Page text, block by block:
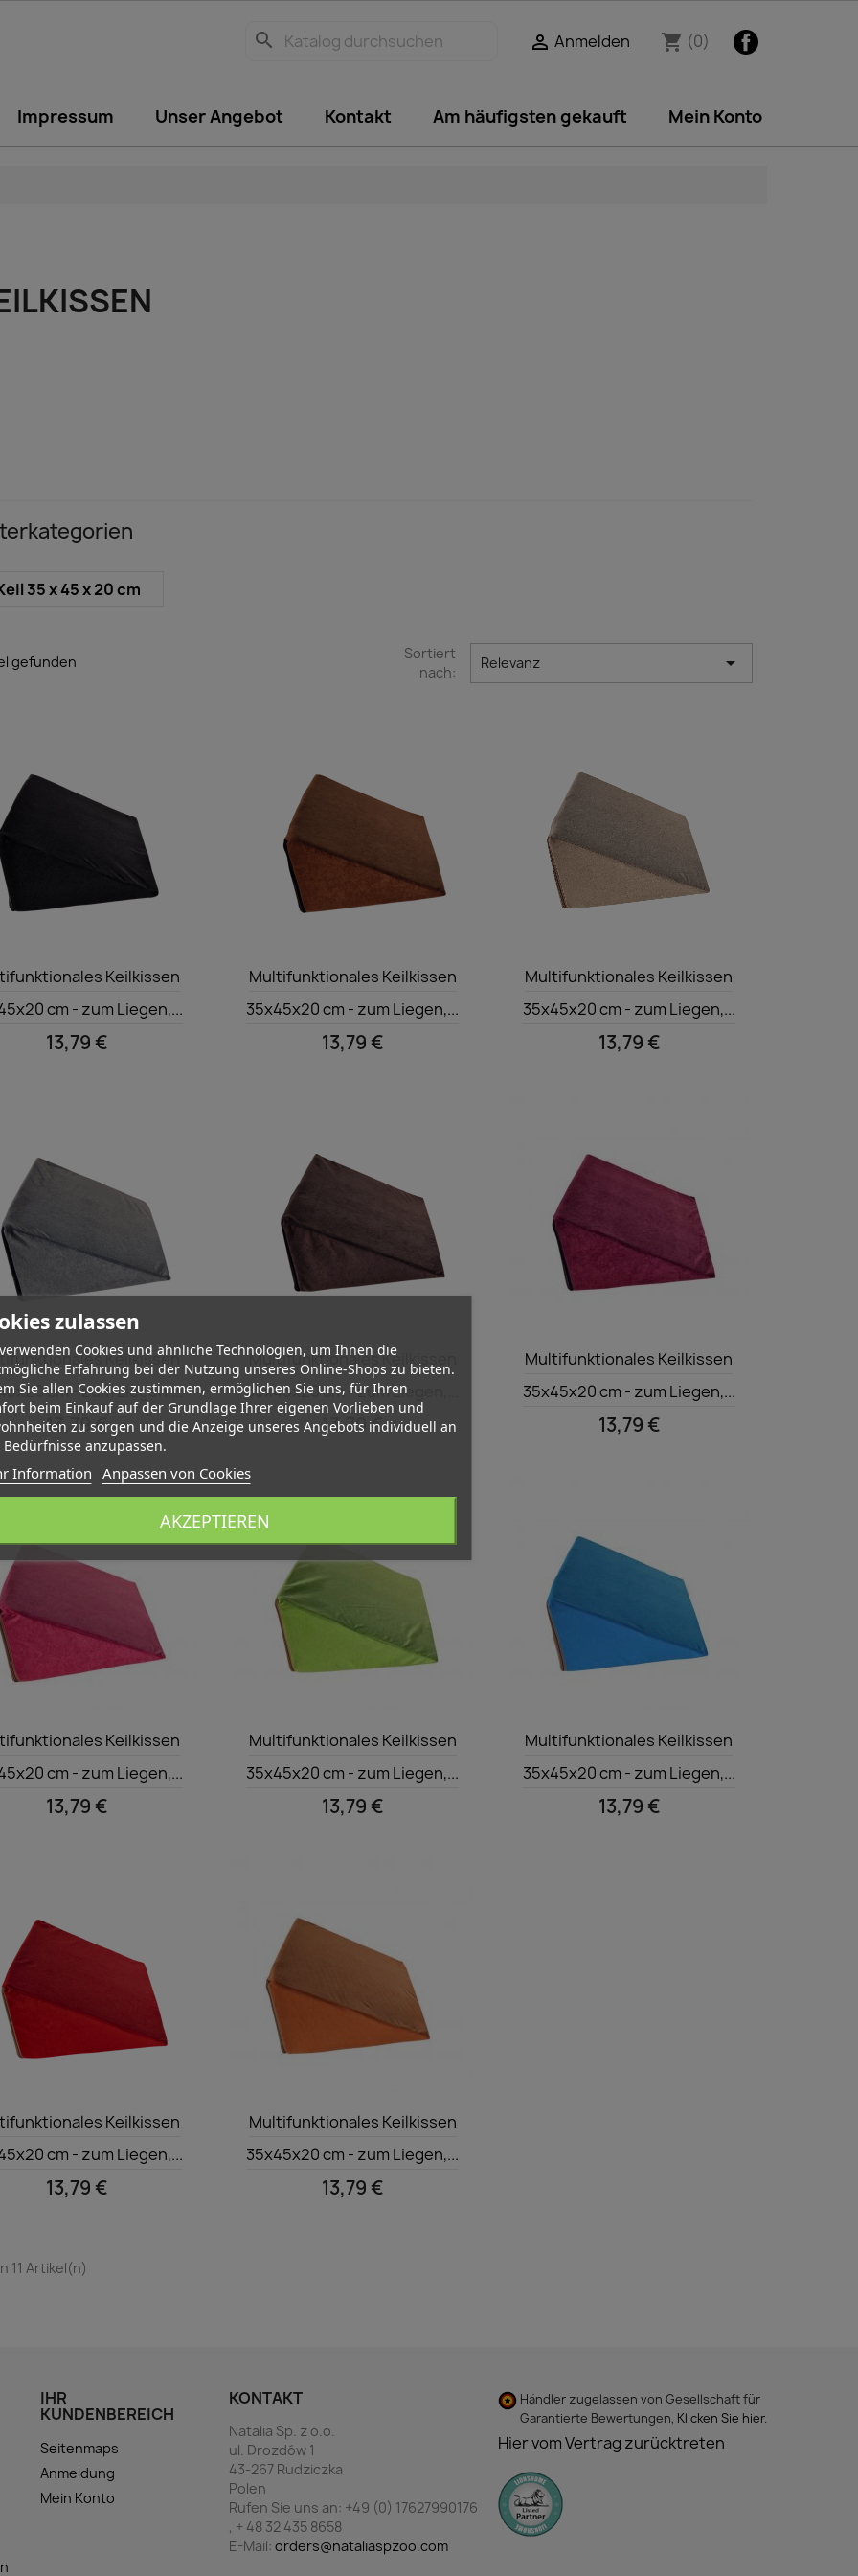
Facebook
shopping_cart (0)
 Anmelden
search
Impressum Unser Angebot Kontakt Am häufigsten gekauft Mein Konto
35 x 45 x 20 cm
gefunden
Sortiert
nach:
Relevanz 
Vorschau
Keilkissen
cm - zum Liegen,...
13,79 €
Vorschau
Multifunktionales Keilkissen
35x45x20 cm - zum Liegen,...
13,79 €
Vorschau
Multifunktionales Keilkissen
35x45x20 cm - zum Liegen,...
13,79 €
Vorschau
Keilkissen
cm - zum Liegen,...
13,79 €
Vorschau
Multifunktionales Keilkissen
35x45x20 cm - zum Liegen,...
13,79 €
 Vorschau
Multifunktionales Keilkissen
35x45x20 cm - zum Liegen,...
13,79 €
 Vorschau
Keilkissen
cm - zum Liegen,...
13,79 €
 Vorschau
Multifunktionales Keilkissen
35x45x20 cm - zum Liegen,...
13,79 €
 Vorschau
Multifunktionales Keilkissen
35x45x20 cm - zum Liegen,...
13,79 €
Vorschau
Keilkissen
cm - zum Liegen,...
13,79 €
Vorschau
Multifunktionales Keilkissen
35x45x20 cm - zum Liegen,...
13,79 €
11 Artikel(n)
IHR
KUNDENBEREICH
Seitenmaps
Anmeldung
Mein Konto
KONTAKT
Natalia Sp. z o.o.
ul. Drozdów 1
43-267 Rudziczka
Polen
Rufen Sie uns an: +49 (0) 17627990176
, + 48 32 435 8658
E-Mail: orders@nataliaspzoo.com
Händler zugelassen von Gesellschaft für
Garantierte Bewertungen, Klicken Sie hier.
zulassen
Cookies und ähnliche Technologien, um Ihnen die
Erfahrung bei der Nutzung unseres Online-Shops zu bieten.
Sie allen Cookies zustimmen, ermöglichen Sie uns, für Ihren
beim Einkauf auf der Grundlage Ihrer eigenen Vorlieben und
zu sorgen und die Anzeige unseres Angebots individuell an
anzupassen.
Information Anpassen von Cookies
AKZEPTIEREN
Hier vom Vertrag zurücktreten